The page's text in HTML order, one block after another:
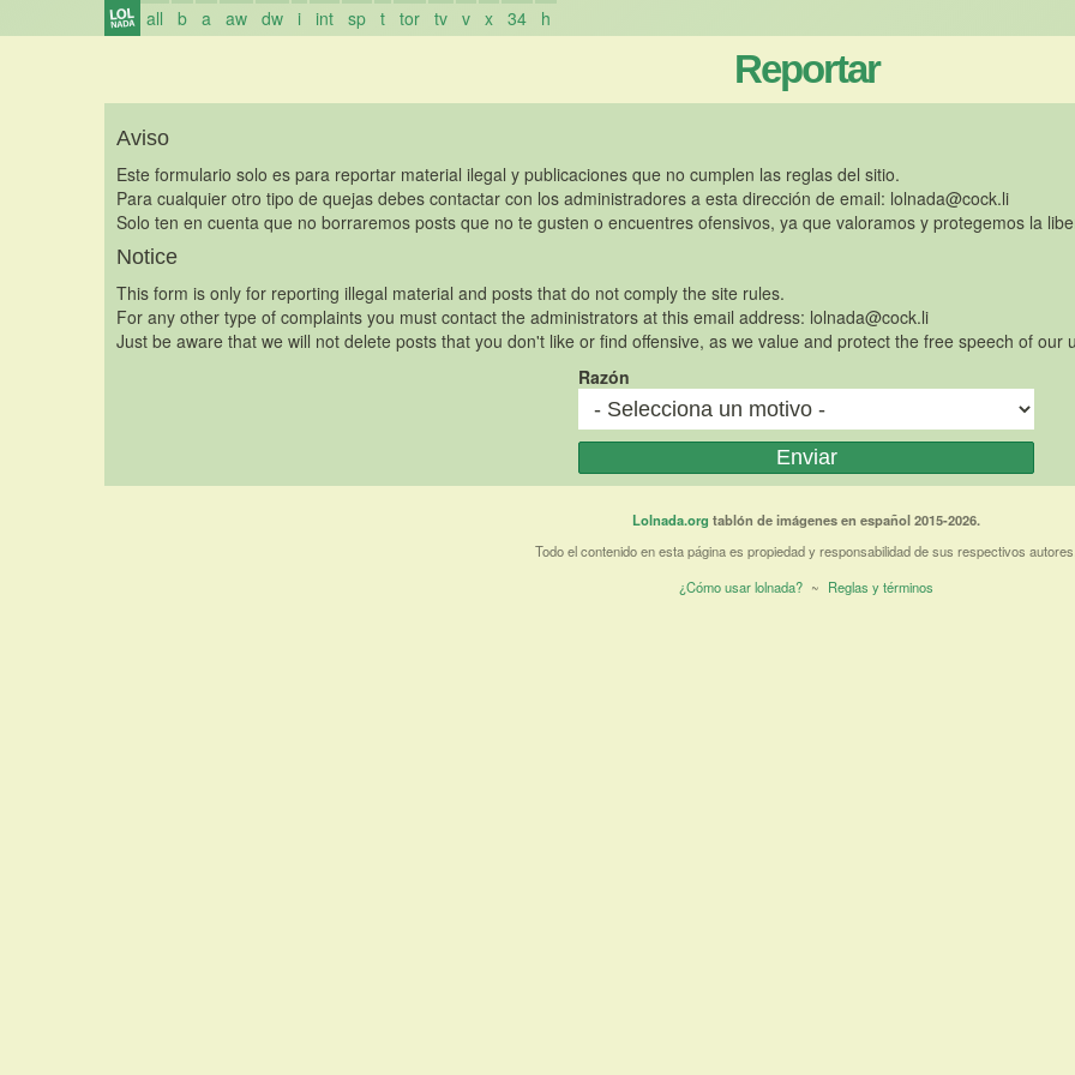
all b a aw dw i int sp t tor tv v x 34 h
Reportar
Aviso
Este formulario solo es para reportar material ilegal y publicaciones que no cumplen las reglas del sitio.
Para cualquier otro tipo de quejas debes contactar con los administradores a esta dirección de email: lolnada@cock.li
Solo ten en cuenta que no borraremos posts que no te gusten o encuentres ofensivos, ya que valoramos y protegemos la
Notice
This form is only for reporting illegal material and posts that do not comply the site rules.
For any other type of complaints you must contact the administrators at this email address: lolnada@cock.li
Just be aware that we will not delete posts that you don't like or find offensive, as we value and protect the free speech of our
Razón
Lolnada.org tablón de imágenes en español 2015-2026.
Todo el contenido en esta página es propiedad y responsabilidad de sus respectivos
¿Cómo usar lolnada? ~ Reglas y términos